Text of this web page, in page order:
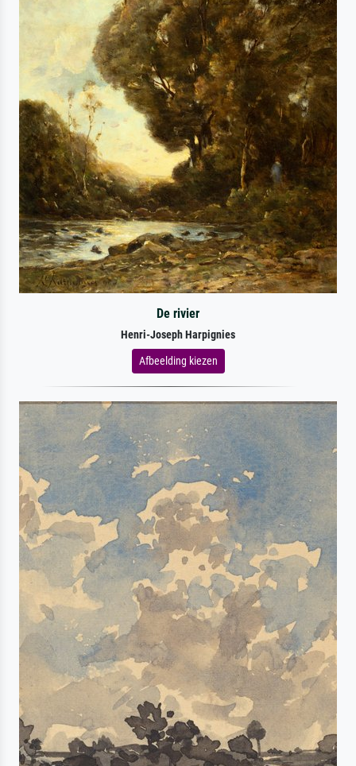
De rivier
Henri-Joseph Harpignies
Afbeelding kiezen